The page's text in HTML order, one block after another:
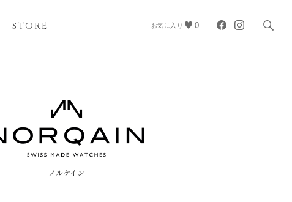
STORE お気に入り 0
ノルケイン